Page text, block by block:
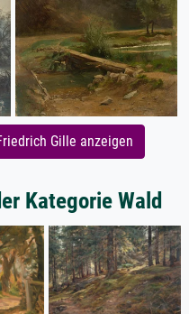
Gille anzeigen
Kategorie Wald